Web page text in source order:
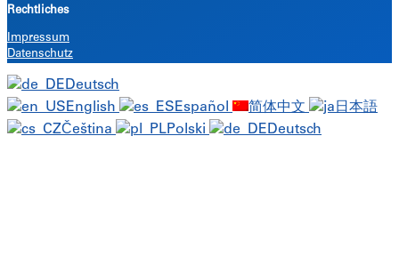
Rechtliches
Impressum
Datenschutz
Deutsch
English
Español 简体中文
日本語
Čeština
Polski Deutsch